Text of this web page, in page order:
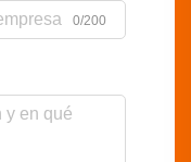
0/200